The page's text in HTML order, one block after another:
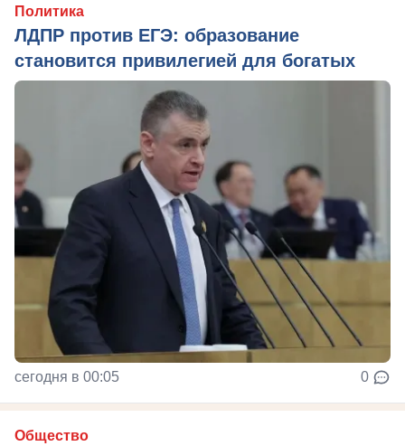
Политика
ЛДПР против ЕГЭ: образование
становится привилегией для богатых
сегодня в 00:05 0
Общество